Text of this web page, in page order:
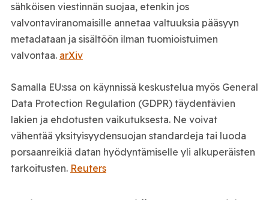
sähköisen viestinnän suojaa, etenkin jos
valvontaviranomaisille annetaa valtuuksia pääsyyn
metadataan ja sisältöön ilman tuomioistuimen
valvontaa. arXiv
Samalla EU:ssa on käynnissä keskustelua myös General
Data Protection Regulation (GDPR) täydentävien
lakien ja ehdotusten vaikutuksesta. Ne voivat
vähentää yksityisyydensuojan standardeja tai luoda
porsaanreikiä datan hyödyntämiselle yli alkuperäisten
tarkoitusten. Reuters